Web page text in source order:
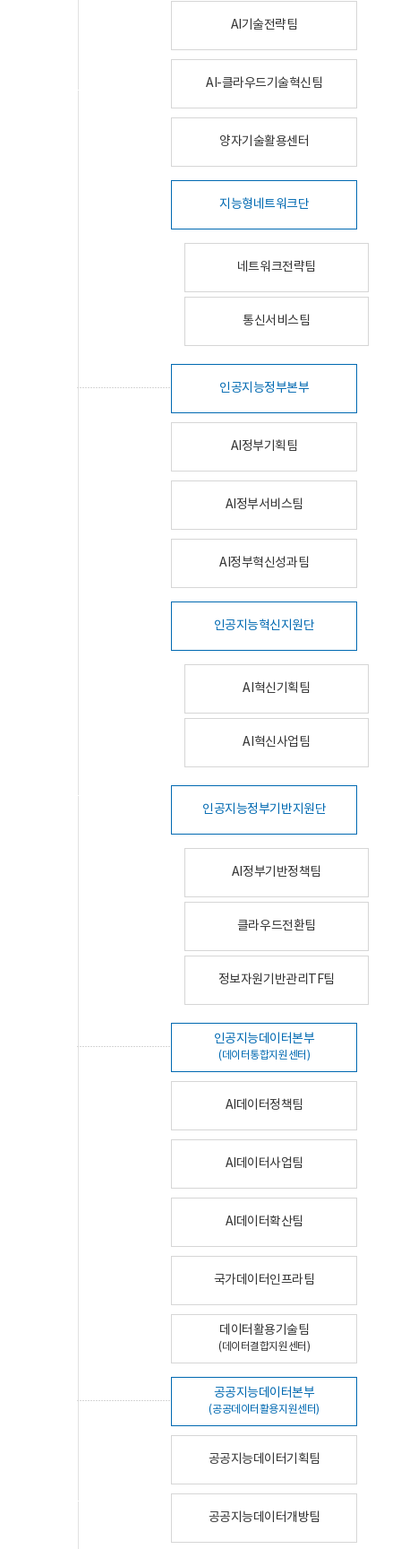
AI기술전략팀
AI-클라우드기술혁신팀
양자기술활용센터
지능형네트워크단
네트워크전략팀
통신서비스팀
인공지능정부본부
AI정부기획팀
AI정부서비스팀
AI정부혁신성과팀
인공지능혁신지원단
AI혁신기획팀
AI혁신사업팀
인공지능정부기반지원단
AI정부기반정책팀
클라우드전환팀
정보자원기반관리TF팀
인공지능데이터본부
(데이터통합지원센터)
AI데이터정책팀
AI데이터사업팀
AI데이터확산팀
국가데이터인프라팀
데이터활용기술팀
(데이터결합지원센터)
공공지능데이터본부
(공공데이터활용지원센터)
공공지능데이터기획팀
공공지능데이터개방팀